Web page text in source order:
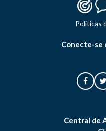
Politicas
Conecte-se
Central de